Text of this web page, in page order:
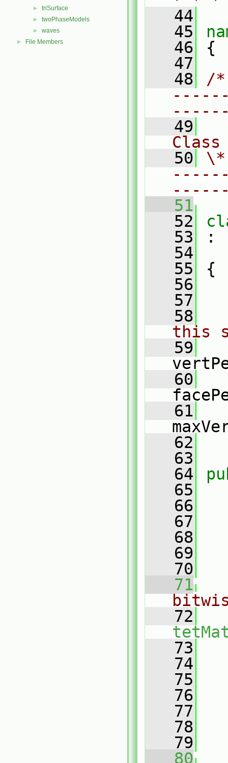
► triSurface
► twoPhaseModels
► waves
► File Members
   44
   45
   46
{
   47
   48
/
   49
   50
   51
   52
   53
:
   54
   55
{
   56
   57
   58
this
   59
   60
   61
   62
   63
   64
   65
   66
   67
   68
   69
   70
   71
   72
   73
   74
   75
   76
   77
   78
   79
   80